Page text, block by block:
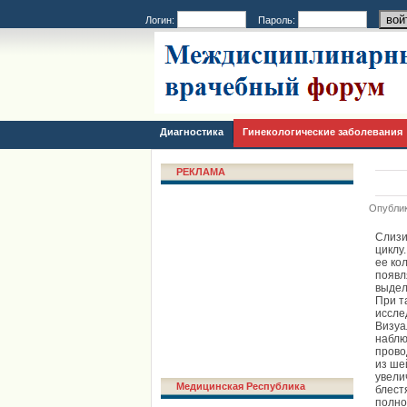
Логин: Пароль:
Диагностика Гинекологические заболевания
РЕКЛАМА
Медицинская Республика
ее
При
из